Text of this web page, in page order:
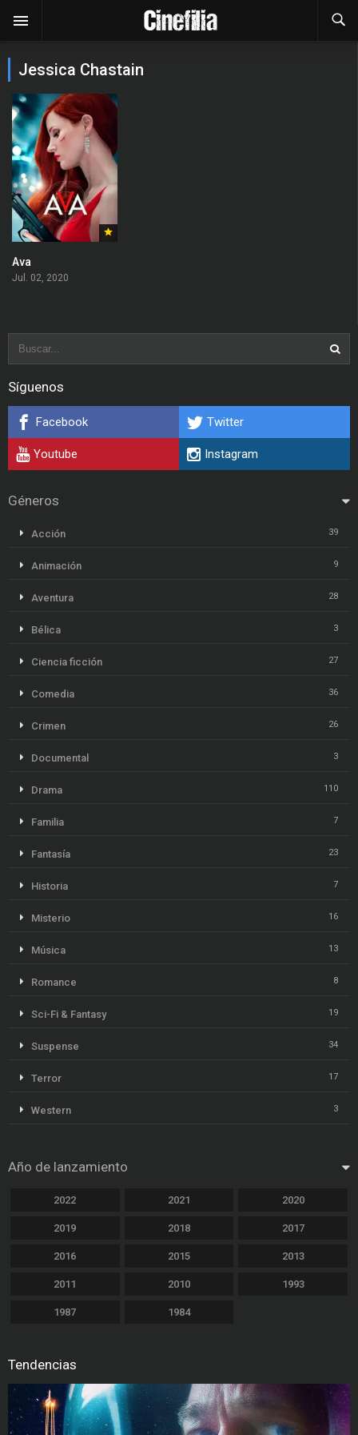
Jessica Chastain
Ava
Jul. 02, 2020
Síguenos
Facebook Twitter
Youtube Instagram
Géneros
Acción 39
Animación 9
Aventura 28
Bélica 3
Ciencia ficción 27
Comedia 36
Crimen 26
Documental 3
Drama 110
Familia 7
Fantasía 23
Historia 7
Misterio 16
Música 13
Romance 8
Sci-Fi & Fantasy 19
Suspense 34
Terror 17
Western 3
Año de lanzamiento
2022 2021 2020
2019 2018 2017
2016 2015 2013
2011 2010 1993
1987 1984
Tendencias